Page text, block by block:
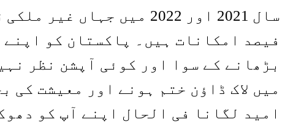
فیصد امکانات ہیں۔ پاکستان کو
بڑھانے کے سوا اور کوئی آپشن نظر
میں لاک ڈاؤن ختم ہونے اور معیشت
امید لگانا فی الحال اپنے آپ کو